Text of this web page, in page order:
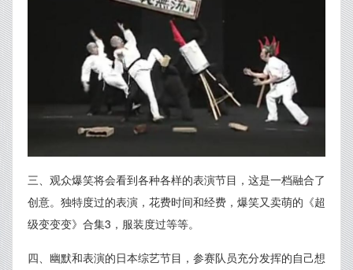
三、观众爆笑将会看到各种各样的表演节目，这是一档融合了
创意。独特度过的表演，花费时间和经费，爆笑又卖萌的《超
级变变变》合集3，服装度过等等。
四、幽默和表演的日本综艺节目，参赛队员充分发挥的自己想